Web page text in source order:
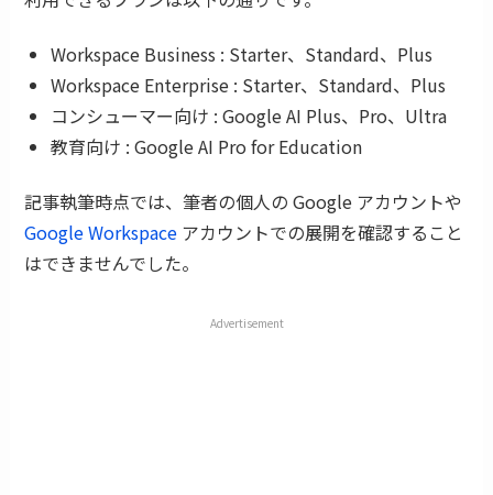
Workspace Business : Starter、Standard、Plus
Workspace Enterprise : Starter、Standard、Plus
コンシューマー向け : Google AI Plus、Pro、Ultra
教育向け : Google AI Pro for Education
記事執筆時点では、筆者の個人の Google アカウントや
Google Workspace アカウントでの展開を確認すること
はできませんでした。
Advertisement